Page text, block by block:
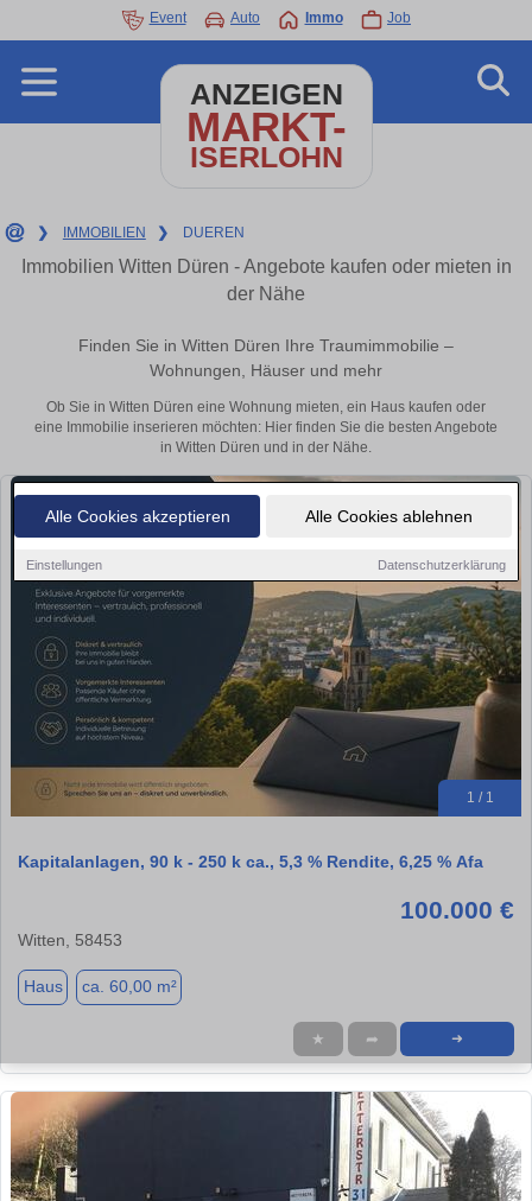
Alle Cookies akzeptieren Alle Cookies ablehnen
Einstellungen Datenschutzerklärung
Event Auto Immo Job
ANZEIGEN
MARKT-
ISERLOHN
❯ IMMOBILIEN ❯ DUEREN
Immobilien Witten Düren - Angebote kaufen oder mieten in
der Nähe
Finden Sie in Witten Düren Ihre Traumimmobilie –
Wohnungen, Häuser und mehr
Ob Sie in Witten Düren eine Wohnung mieten, ein Haus kaufen oder
eine Immobilie inserieren möchten: Hier finden Sie die besten Angebote
in Witten Düren und in der Nähe.
1 / 1
Kapitalanlagen, 90 k - 250 k ca., 5,3 % Rendite, 6,25 % Afa
100.000 €
Witten, 58453
Haus ca. 60,00 m²
★ ➦ ➜